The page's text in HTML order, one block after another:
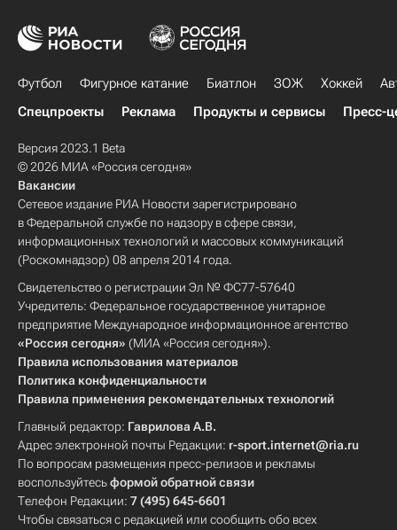
Футбол Фигурное катание Биатлон ЗОЖ Хоккей
Спецпроекты
Реклама Продукты и сервисы Пресс-
Версия 2023.1 Beta
© 2026 МИА «Россия сегодня»
Вакансии
Сетевое издание РИА Новости зарегистрировано
в Федеральной службе по надзору в сфере связи,
информационных технологий и массовых коммуникаций
(Роскомнадзор) 08 апреля 2014 года.
Свидетельство о регистрации Эл № ФС77-57640
Учредитель: Федеральное государственное унитарное
предприятие Международное информационное агентство
«Россия сегодня» (МИА «Россия сегодня»).
Правила использования материалов
Политика конфиденциальности
Правила применения рекомендательных технологий
Главный редактор: Гаврилова А.В.
Адрес электронной почты Редакции: r-sport.internet@ria.ru
По вопросам размещения пресс-релизов и рекламы
воспользуйтесьформой обратной связи
Телефон Редакции: 7 (495) 645-6601
Чтобы связаться с редакцией или сообщить обо всех